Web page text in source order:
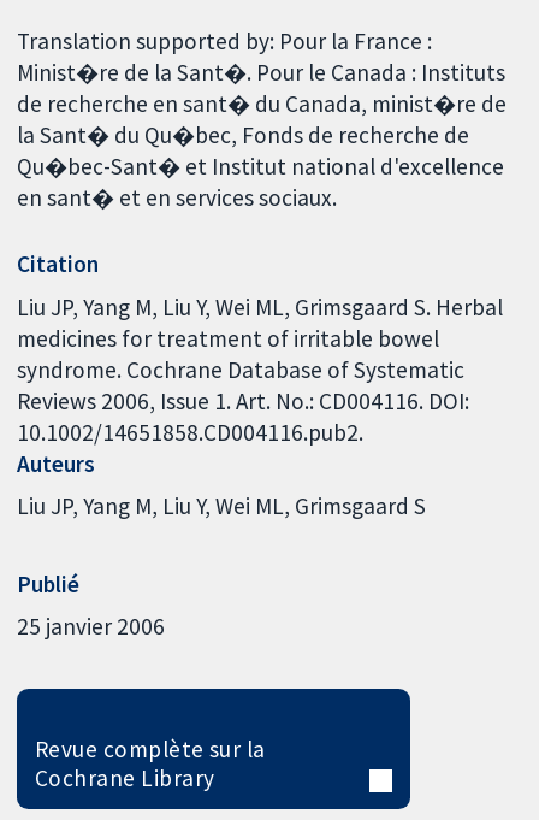
Translation supported by: Pour la France :
Minist�re de la Sant�. Pour le Canada : Instituts
de recherche en sant� du Canada, minist�re de
la Sant� du Qu�bec, Fonds de recherche de
Qu�bec-Sant� et Institut national d'excellence
en sant� et en services sociaux.
Citation
Liu JP, Yang M, Liu Y, Wei ML, Grimsgaard S. Herbal
medicines for treatment of irritable bowel
syndrome. Cochrane Database of Systematic
Reviews 2006, Issue 1. Art. No.: CD004116. DOI:
10.1002/14651858.CD004116.pub2.
Auteurs
Liu JP Yang M Liu Y Wei ML Grimsgaard S
Publié
25 janvier 2006
Revue complète sur la
Cochrane Library